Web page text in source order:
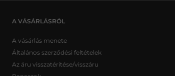
A VÁSÁRLÁSRÓL
A vásárlás menete
Általános szerződési feltételek
Az áru visszatérítése/visszáru